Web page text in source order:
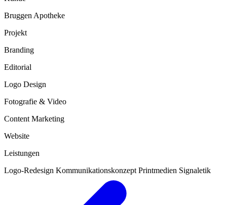
Bruggen Apotheke
Projekt
Branding
Editorial
Logo Design
Fotografie & Video
Content Marketing
Website
Leistungen
Logo-Redesign Kommunikationskonzept Printmedien Signaletik